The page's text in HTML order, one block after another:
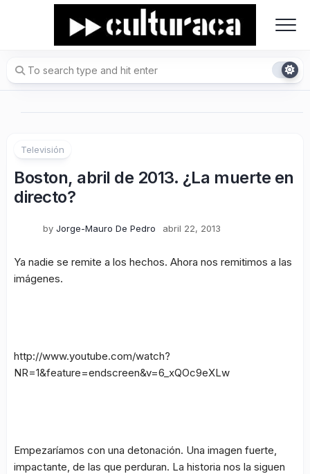
Televisión
Boston, abril de 2013. ¿La muerte en
directo?
by Jorge-Mauro De Pedro abril 22, 2013
Ya nadie se remite a los hechos. Ahora nos remitimos a las
imágenes.
http://www.youtube.com/watch?
NR=1&feature=endscreen&v=6_xQOc9eXLw
Empezaríamos con una detonación. Una imagen fuerte,
impactante, de las que perduran. La historia nos la siguen